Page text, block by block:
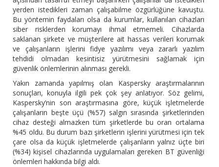
yerden istedikleri zaman çalışabilme özgürlüğüne kavuştu.
Bu yöntemin faydaları olsa da kurumlar, kullanılan cihazları
siber risklerden korumayı ihmal etmemeli. Cihazlarda
saklanan şirkete ve müşterilere ait hassas verileri korumak
ve çalışanların işlerini fidye yazılımı veya zararlı yazılım
tehdidi olmadan kesintisiz yürütmesini sağlamak için
güvenlik önlemlerinin alınması gerekli.
Yakın zamanda yapılmış olan Kaspersky araştırmalarının
sonuçları, konuyla ilgili pek çok şey anlatıyor. Söz gelimi,
Kaspersky’nin son araştırmasına göre, küçük işletmelerde
çalışanların beşte üçü (%57) salgın sırasında şirketlerinden
cihaz desteği almazken tüm şirketlerde bu oran ortalama
%45 oldu. Bu durum bazı şirketlerin işlerini yürütmesi için tek
çare olsa da küçük işletmelerde çalışanların yalnız üçte biri
(%34) kişisel cihazlarında uygulamaları gereken BT güvenliği
önlemleri hakkında bilgi aldı.